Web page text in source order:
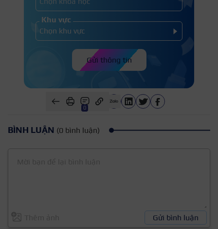
Khu vực
Gửi thông tin
0
BÌNH LUẬN (0 bình luận)
Gửi bình luận